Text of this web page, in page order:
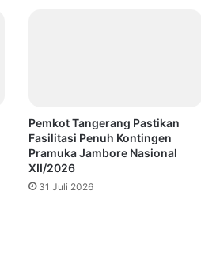
Pemkot Tangerang Pastikan
Fasilitasi Penuh Kontingen
Pramuka Jambore Nasional
XII/2026
31 Juli 2026